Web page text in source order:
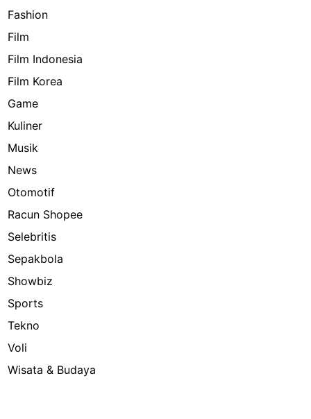
Fashion
Film
Film Indonesia
Film Korea
Game
Kuliner
Musik
News
Otomotif
Racun Shopee
Selebritis
Sepakbola
Showbiz
Sports
Tekno
Voli
Wisata & Budaya